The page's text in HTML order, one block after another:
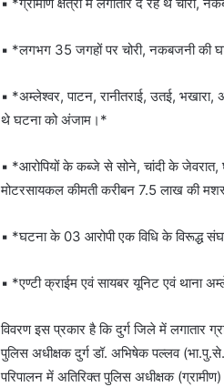
▪️ *लगभग 35 जगहों पर चोरी, नकबजनी
▪️ *अम्लेश्वर, पाटन, रानीतराई, उतई,
थे घटना को अंजाम।*
▪️ *आरोपियों के कब्जे से सोने, चांदी के जेवरात,
मोटरसायकल कीमती करीबन 7.5 लाख की
▪️ *घटना के 03 आरोपी एक विधि के विरूद्ध
▪️ *एण्टी क्राईम एवं सायबर यूनिट एवं थाना
विवरण इस प्रकार है कि दुर्ग जिले में लगातार
पुलिस अधीक्षक दुर्ग डॉ. अभिषेक पल्लव
परिपालन में अतिरिक्त पुलिस अधीक्षक